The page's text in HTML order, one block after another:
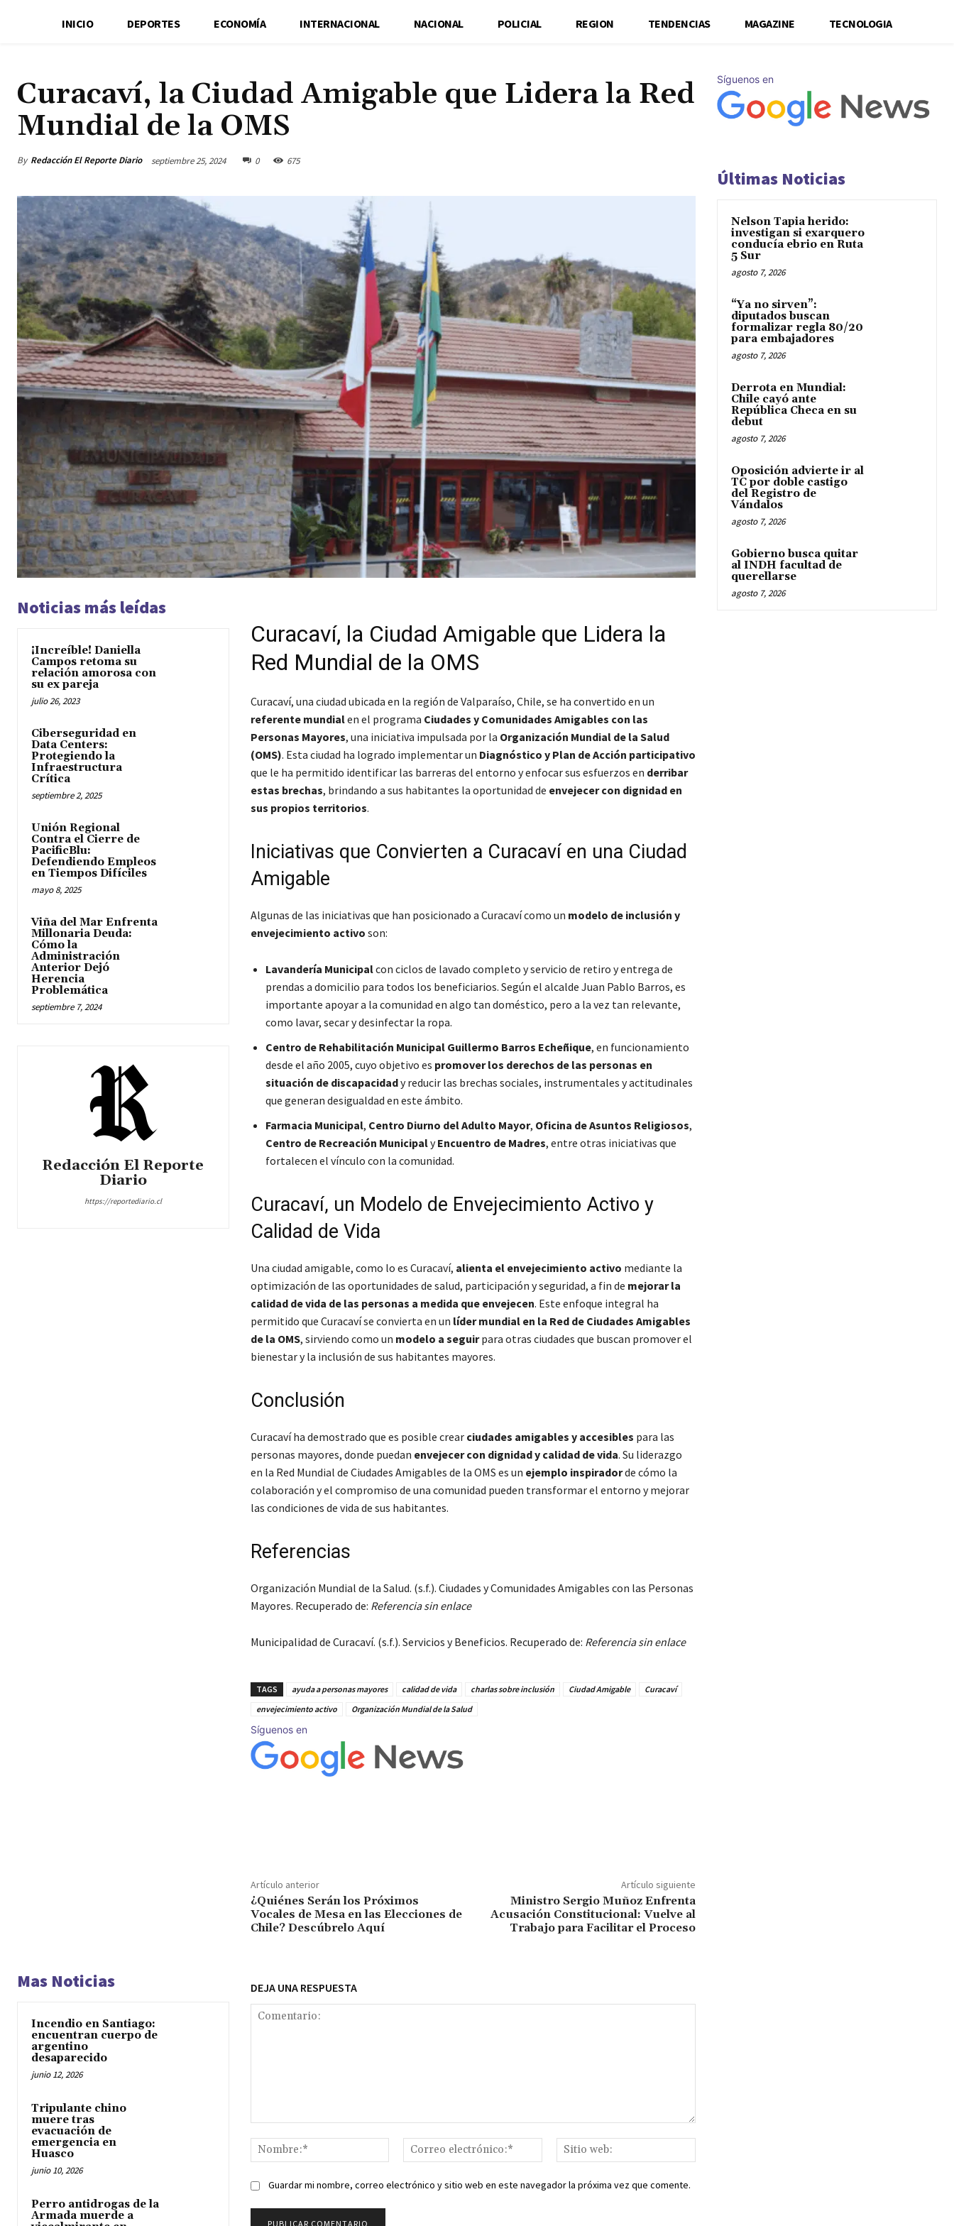
INICIO DEPORTES ECONOMÍA INTERNACIONAL NACIONAL POLICIAL REGION TENDENCIAS MAGAZINE TECNOLOGIA
Curacaví, la Ciudad Amigable que Lidera la Red
Mundial de la OMS
By Redacción El Reporte Diario septiembre 25, 2024 0 675
Noticias más leídas
¡Increíble! Daniella
Campos retoma su
relación amorosa con
su ex pareja
julio 26, 2023
Ciberseguridad en
Data Centers:
Protegiendo la
Infraestructura
Crítica
septiembre 2, 2025
Unión Regional
Contra el Cierre de
PacificBlu:
Defendiendo Empleos
en Tiempos Difíciles
mayo 8, 2025
Viña del Mar Enfrenta
Millonaria Deuda:
Cómo la
Administración
Anterior Dejó
Herencia
Problemática
septiembre 7, 2024
Redacción El Reporte
Diario
https://reportediario.cl
Curacaví, la Ciudad Amigable que Lidera la
Red Mundial de la OMS
Curacaví, una ciudad ubicada en la región de Valparaíso, Chile, se ha convertido en un
referente mundialen el programa Ciudades y Comunidades Amigables con las
Personas Mayores, una iniciativa impulsada por la Organización Mundial de la Salud
(OMS). Esta ciudad ha logrado implementar un Diagnóstico y Plan de Acción participativo
que le ha permitido identificar las barreras del entorno y enfocar sus esfuerzos en derribar
estas brechas, brindando a sus habitantes la oportunidad de envejecer con dignidad en
sus propios territorios.
Iniciativas que Convierten a Curacaví en una Ciudad
Amigable
Algunas de las iniciativas que han posicionado a Curacaví como un modelo de inclusión y
envejecimiento activo son:
Lavandería Municipalcon ciclos de lavado completo y servicio de retiro y entrega de
prendas a domicilio para todos los beneficiarios. Según el alcalde Juan Pablo Barros, es
importante apoyar a la comunidad en algo tan doméstico, pero a la vez tan relevante,
como lavar, secar y desinfectar la ropa.
Centro de Rehabilitación Municipal Guillermo Barros Echeñique, en funcionamiento
desde el año 2005, cuyo objetivo es promover los derechos de las personas en
situación de discapacidady reducir las brechas sociales, instrumentales y actitudinales
que generan desigualdad en este ámbito.
Farmacia Municipal, Centro Diurno del Adulto Mayor, Oficina de Asuntos Religiosos,
Centro de Recreación MunicipalyEncuentro de Madres, entre otras iniciativas que
fortalecen el vínculo con la comunidad.
Curacaví, un Modelo de Envejecimiento Activo y
Calidad de Vida
Una ciudad amigable, como lo es Curacaví, alienta el envejecimiento activo mediante la
optimización de las oportunidades de salud, participación y seguridad, a fin de mejorar la
calidad de vida de las personas a medida que envejecen. Este enfoque integral ha
permitido que Curacaví se convierta en un líder mundial en la Red de Ciudades Amigables
de la OMS, sirviendo como un modelo a seguirpara otras ciudades que buscan promover el
bienestar y la inclusión de sus habitantes mayores.
Conclusión
Curacaví ha demostrado que es posible crear ciudades amigables y accesibles para las
personas mayores, donde puedan envejecer con dignidad y calidad de vida. Su liderazgo
en la Red Mundial de Ciudades Amigables de la OMS es un ejemplo inspiradorde cómo la
colaboración y el compromiso de una comunidad pueden transformar el entorno y mejorar
las condiciones de vida de sus habitantes.
Referencias
Organización Mundial de la Salud. (s.f.). Ciudades y Comunidades Amigables con las Personas
Mayores. Recuperado de: Referencia sin enlace
Municipalidad de Curacaví. (s.f.). Servicios y Beneficios. Recuperado de: Referencia sin enlace
TAGS ayuda a personas mayores calidad de vida charlas sobre inclusión Ciudad Amigable
Curacaví
envejecimiento activo
Organización Mundial de la Salud
Síguenos en
Artículo anterior
¿Quiénes Serán los Próximos
Vocales de Mesa en las Elecciones de
Chile? Descúbrelo Aquí
Artículo siguiente
Ministro Sergio Muñoz Enfrenta
Acusación Constitucional: Vuelve al
Trabajo para Facilitar el Proceso
Mas Noticias
Incendio en Santiago:
encuentran cuerpo de
argentino
desaparecido
junio 12, 2026
Tripulante chino
muere tras
evacuación de
emergencia en
Huasco
junio 10, 2026
Perro antidrogas de la
Armada muerde a
DEJA UNA RESPUESTA
Nombre:*
Correo
electrónico:*
web:
Guardar mi nombre, correo electrónico y sitio web en este navegador la próxima vez que comente.
Síguenos en
Últimas Noticias
Nelson Tapia herido:
investigan si exarquero
conducía ebrio en Ruta
5 Sur
agosto 7, 2026
“Ya no sirven”:
diputados buscan
formalizar regla 80/20
para embajadores
agosto 7, 2026
Derrota en Mundial:
Chile cayó ante
República Checa en su
debut
agosto 7, 2026
Oposición advierte ir al
TC por doble castigo
del Registro de
Vándalos
agosto 7, 2026
Gobierno busca quitar
al INDH facultad de
querellarse
agosto 7, 2026